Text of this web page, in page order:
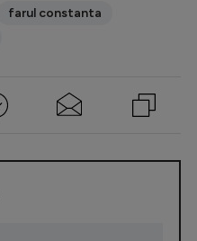
farul constanta